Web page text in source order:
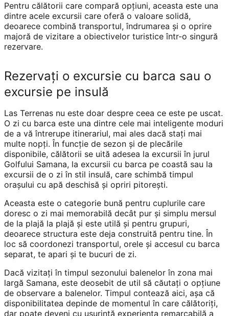
Pentru călătorii care compară opțiuni, aceasta este una
dintre acele excursii care oferă o valoare solidă,
deoarece combină transportul, îndrumarea și o oprire
majoră de vizitare a obiectivelor turistice într-o singură
rezervare.
Rezervați o excursie cu barca sau o
excursie pe insulă
Las Terrenas nu este doar despre ceea ce este pe uscat.
O zi cu barca este una dintre cele mai inteligente moduri
de a vă întrerupe itinerariul, mai ales dacă stați mai
multe nopți. În funcție de sezon și de plecările
disponibile, călătorii se uită adesea la excursii în jurul
Golfului Samana, la excursii cu barca pe coastă sau la
excursii de o zi în stil insulă, care schimbă timpul
orașului cu apă deschisă și opriri pitorești.
Aceasta este o categorie bună pentru cuplurile care
doresc o zi mai memorabilă decât pur și simplu mersul
de la plajă la plajă și este utilă și pentru grupuri,
deoarece structura este deja construită pentru tine. În
loc să coordonezi transportul, orele și accesul cu barca
separat, te apari și te bucuri de zi.
Dacă vizitați în timpul sezonului balenelor în zona mai
largă Samana, este deosebit de util să căutați o opțiune
de observare a balenelor. Timpul contează aici, așa că
disponibilitatea depinde de momentul în care călătoriți,
dar poate deveni cu ușurință experiența remarcabilă a